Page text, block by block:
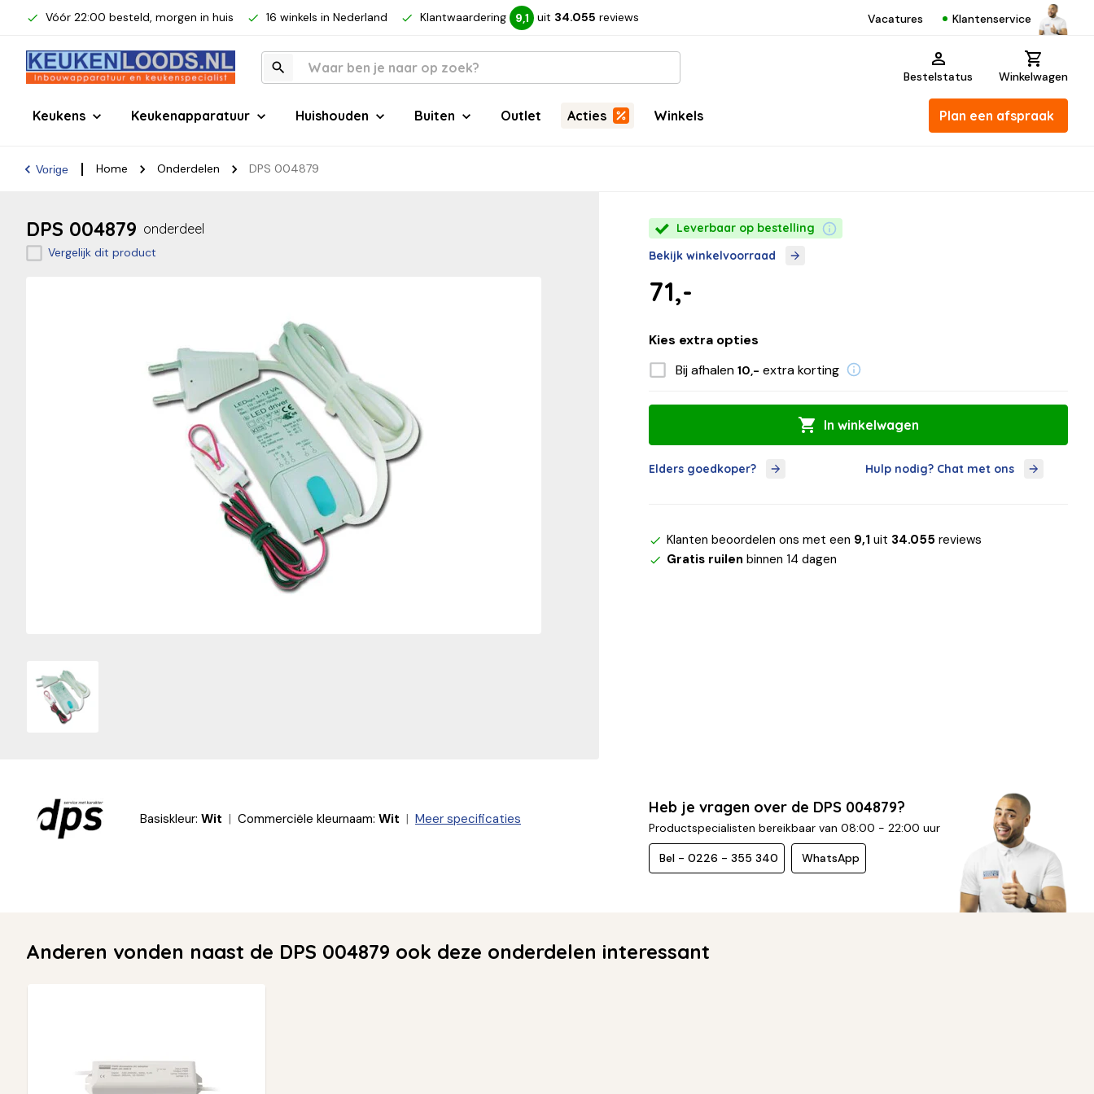
Vóór 22:00 besteld, morgen in huis 16 winkels in Nederland Klantwaardering 9,1 uit 34.055 reviews Vacatures Klantenservice
Bestelstatus Winkelwagen
Keukens Keukenapparatuur Huishouden Buiten Outlet Acties Winkels Plan een afspraak
Vorige Home Onderdelen DPS 004879
DPS 004879 onderdeel
Vergelijk dit product
Leverbaar op bestelling
Bekijk winkelvoorraad
71,-
Kies extra opties
Bij afhalen10,- extra korting
In winkelwagen
Elders goedkoper? Hulp nodig? Chat met ons
Klanten beoordelen ons met een 9,1 uit 34.055 reviews
Gratis ruilen binnen 14 dagen
Basiskleur: Wit Commerciële kleurnaam: Wit Meer specificaties
Heb je vragen over de DPS 004879?
Productspecialisten bereikbaar van 08:00 - 22:00 uur
Bel - 0226 - 355 340 WhatsApp
Anderen vonden naast de DPS 004879 ook deze onderdelen interessant